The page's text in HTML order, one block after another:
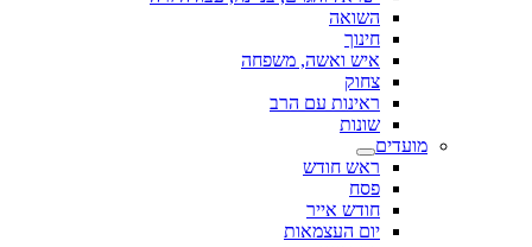
השואה
חינוך
איש ואשה, משפחה
צחוק
ראינות עם הרב
שונות
מועדים
ראש חודש
פסח
חודש אייר
יום העצמאות